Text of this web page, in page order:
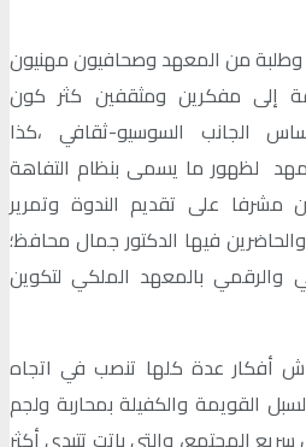
من المعهد وصحافيون مهنيون
إلى مفكرين ومثقفين كثر كون
الجانب السوسيو-ثقافي ،كذا
لظهور ما يسمى بنظام التفاهة
مشرفا على تقديم الندوة وتمرير
فيها الدكتور جمال محافظ؛
والرقمي بالمعهد الملكي لتكوين
أفكار عدة كلها تنصب في اتجاه
القويمة والكفيلة بمحاربة ولجم
المجتمع، والتي باتت تتبدى أكثر